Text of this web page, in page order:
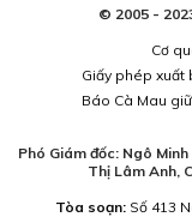
© 2005 -
Cơ
Giấy phép xuất
Báo Cà Mau
Phó Giám đốc: Ngô
Thị Lâm Anh,
Tòa soạn:Số 413